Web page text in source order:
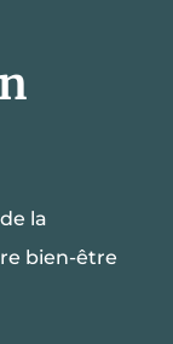
la
bien-être